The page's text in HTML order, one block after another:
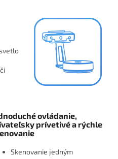
ovládanie,
prívetivé a rýchle
Skenovanie jedným